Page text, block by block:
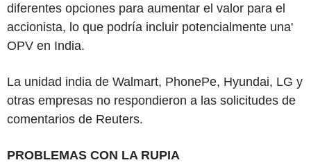
diferentes opciones para aumentar el valor para el
accionista, lo que podría incluir potencialmente una'
OPV en India.
La unidad india de Walmart, PhonePe, Hyundai, LG y
otras empresas no respondieron a las solicitudes de
comentarios de Reuters.
PROBLEMAS CON LA RUPIA